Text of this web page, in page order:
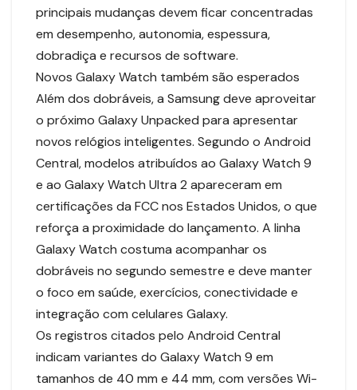
principais mudanças devem ficar concentradas
em desempenho, autonomia, espessura,
dobradiça e recursos de software.
Novos Galaxy Watch também são esperados
Além dos dobráveis, a Samsung deve aproveitar
o próximo Galaxy Unpacked para apresentar
novos relógios inteligentes. Segundo o Android
Central, modelos atribuídos ao Galaxy Watch 9
e ao Galaxy Watch Ultra 2 apareceram em
certificações da FCC nos Estados Unidos, o que
reforça a proximidade do lançamento. A linha
Galaxy Watch costuma acompanhar os
dobráveis no segundo semestre e deve manter
o foco em saúde, exercícios, conectividade e
integração com celulares Galaxy.
Os registros citados pelo Android Central
indicam variantes do Galaxy Watch 9 em
tamanhos de 40 mm e 44 mm, com versões Wi-